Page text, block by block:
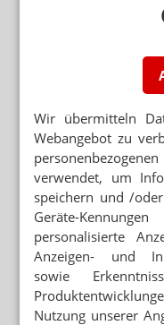
Wir übermitteln
Webangebot zu
verwendet, um
speichern und /
Geräte-
personalisierte
Anzeigen- und
sowie
Nutzung unserer
Mehr zum
JAHRELANGER
Talkum-Klagen: J&J
„ERFOLGREICHSTE
Sorge als
T-Rezept: Bis zu